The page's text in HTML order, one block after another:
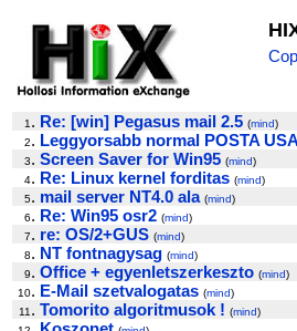
1 . Re: [win] Pegasus mail 2.5 (mind)
2. Leggyorsabb normal POSTA
3. Screen Saver for Win95 (mind)
4. Re: Linux kernel forditas (mind)
5. mail server NT4.0 ala (mind)
6. Re: Win95 osr2 (mind)
7. re: OS/2+GUS (mind)
8. NT fontnagysag (mind)
9. Office + egyenletszerkeszto (mind)
10. E-Mail szetvalogatas (mind)
11 . Tomorito algoritmusok ! (mind)